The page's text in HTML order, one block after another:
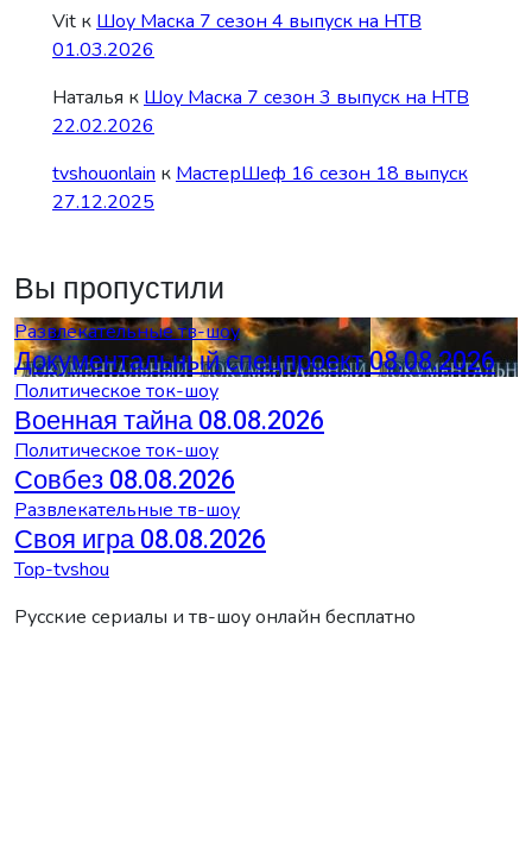
Vit к Шоу Маска 7 сезон 4 выпуск на НТВ
01.03.2026
Наталья к Шоу Маска 7 сезон 3 выпуск на НТВ
22.02.2026
tvshouonlain к МастерШеф 16 сезон 18 выпуск
27.12.2025
Вы пропустили
Развлекательные тв-шоу
Документальный спецпроект 08.08.2026
Политическое ток-шоу
Военная тайна 08.08.2026
Политическое ток-шоу
Совбез 08.08.2026
Развлекательные тв-шоу
Своя игра 08.08.2026
Top-tvshou
Русские сериалы и тв-шоу онлайн бесплатно